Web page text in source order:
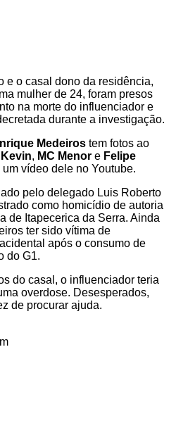
e o casal dono da residência,
mulher de 24, foram presos
na morte do influenciador e
durante a investigação.
Medeiros tem fotos ao
, MC Menor e Felipe
vídeo dele no Youtube.
pelo delegado Luis Roberto
como homicídio de autoria
de Itapecerica da Serra. Ainda
ter sido vítima de
após o consumo de
do G1.
do casal, o influenciador teria
overdose. Desesperados,
de procurar ajuda.